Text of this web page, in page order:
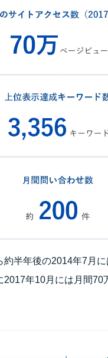
約半年後の2014年7月
2017年10月には月間70